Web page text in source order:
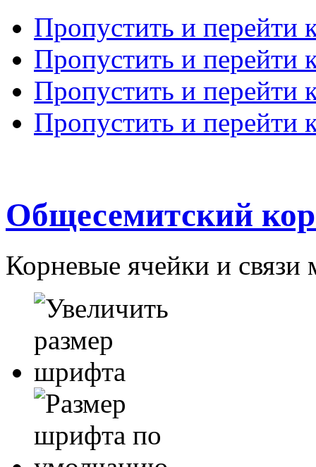
Пропустить и перейти
Пропустить и перейти
Пропустить и перейти
Пропустить и перейти
Общесемитский
Корневые ячейки и